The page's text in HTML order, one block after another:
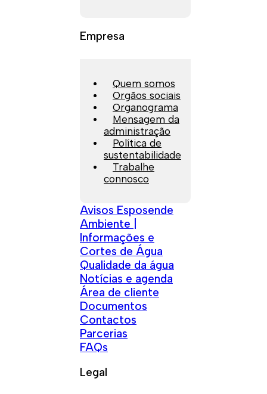
Empresa
Quem somos
Orgãos sociais
Organograma
Mensagem da
administração
Política de
sustentabilidade
Trabalhe
connosco
Avisos Esposende
Ambiente |
Informações e
Cortes de Água
Qualidade da água
Notícias e agenda
Área de cliente
Documentos
Contactos
Parcerias
FAQs
Legal